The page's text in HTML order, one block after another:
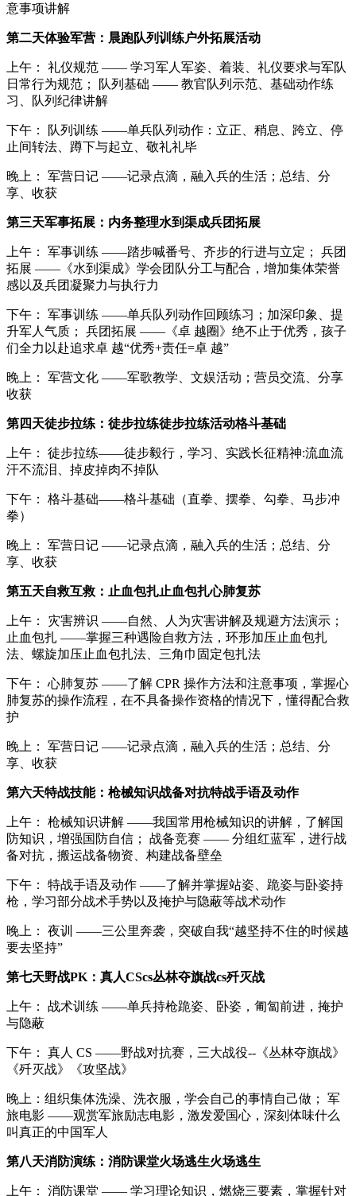
意事项讲解
第二天体验军营：晨跑队列训练户外拓展活动
上午： 礼仪规范 —— 学习军人军姿、着装、礼仪要求与军队
日常行为规范； 队列基础 —— 教官队列示范、基础动作练
习、队列纪律讲解
下午： 队列训练 ——单兵队列动作：立正、稍息、跨立、停
止间转法、蹲下与起立、敬礼礼毕
晚上： 军营日记 ——记录点滴，融入兵的生活；总结、分
享、收获
第三天军事拓展：内务整理水到渠成兵团拓展
上午： 军事训练 ——踏步喊番号、齐步的行进与立定； 兵团
拓展 ——《水到渠成》学会团队分工与配合，增加集体荣誉
感以及兵团凝聚力与执行力
下午： 军事训练 ——单兵队列动作回顾练习；加深印象、提
升军人气质； 兵团拓展 ——《卓 越圈》绝不止于优秀，孩子
们全力以赴追求卓 越“优秀+责任=卓 越”
晚上： 军营文化 ——军歌教学、文娱活动；营员交流、分享
收获
第四天徒步拉练：徒步拉练徒步拉练活动格斗基础
上午： 徒步拉练——徒步毅行，学习、实践长征精神:流血流
汗不流泪、掉皮掉肉不掉队
下午： 格斗基础——格斗基础（直拳、摆拳、勾拳、马步冲
拳）
晚上： 军营日记 ——记录点滴，融入兵的生活；总结、分
享、收获
第五天自救互救：止血包扎止血包扎心肺复苏
上午： 灾害辨识 ——自然、人为灾害讲解及规避方法演示；
止血包扎 ——掌握三种遇险自救方法，环形加压止血包扎
法、螺旋加压止血包扎法、三角巾固定包扎法
下午： 心肺复苏 ——了解 CPR 操作方法和注意事项，掌握心
肺复苏的操作流程，在不具备操作资格的情况下，懂得配合救
护
晚上： 军营日记 ——记录点滴，融入兵的生活；总结、分
享、收获
第六天特战技能：枪械知识战备对抗特战手语及动作
上午： 枪械知识讲解 ——我国常用枪械知识的讲解，了解国
防知识，增强国防自信； 战备竞赛 —— 分组红蓝军，进行战
备对抗，搬运战备物资、构建战备壁垒
下午： 特战手语及动作 ——了解并掌握站姿、跪姿与卧姿持
枪，学习部分战术手势以及掩护与隐蔽等战术动作
晚上： 夜训 ——三公里奔袭，突破自我“越坚持不住的时候越
要去坚持”
第七天野战PK：真人CScs丛林夺旗战cs歼灭战
上午： 战术训练 ——单兵持枪跪姿、卧姿，匍匐前进，掩护
与隐蔽
下午： 真人 CS ——野战对抗赛，三大战役--《丛林夺旗战》
《歼灭战》《攻坚战》
晚上：组织集体洗澡、洗衣服，学会自己的事情自己做； 军
旅电影 ——观赏军旅励志电影，激发爱国心，深刻体味什么
叫真正的中国军人
第八天消防演练：消防课堂火场逃生火场逃生
上午： 消防课堂 —— 学习理论知识，燃烧三要素，掌握针对